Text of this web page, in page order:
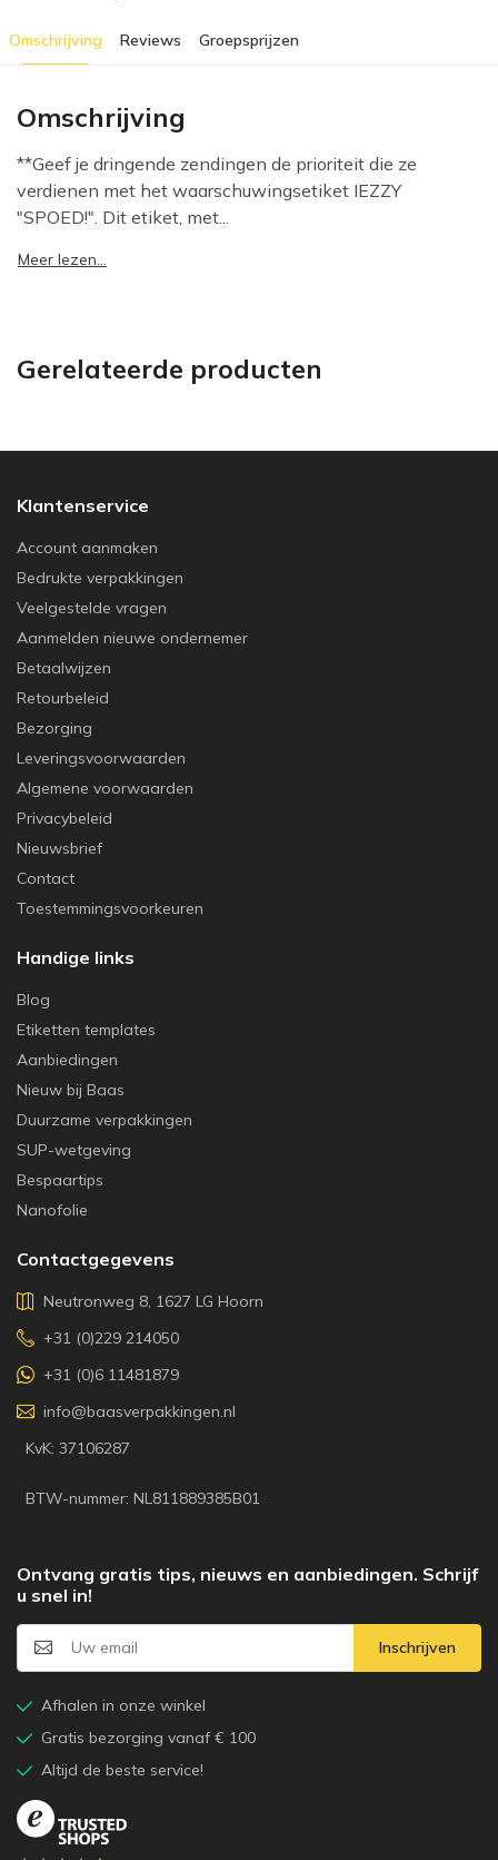
Omschrijving Reviews Groepsprijzen
Omschrijving
**Geef je dringende zendingen de prioriteit die ze
verdienen met het waarschuwingsetiket IEZZY
"SPOED!". Dit etiket, met...
Meer lezen...
Gerelateerde producten
Klantenservice
Account aanmaken
Bedrukte verpakkingen
Veelgestelde vragen
Aanmelden nieuwe ondernemer
Betaalwijzen
Retourbeleid
Bezorging
Leveringsvoorwaarden
Algemene voorwaarden
Privacybeleid
Nieuwsbrief
Contact
Toestemmingsvoorkeuren
Handige links
Blog
Etiketten templates
Aanbiedingen
Nieuw bij Baas
Duurzame verpakkingen
SUP-wetgeving
Bespaartips
Nanofolie
Contactgegevens
Neutronweg 8, 1627 LG Hoorn
+31 (0)229 214050
+31 (0)6 11481879
info@baasverpakkingen.nl
KvK: 37106287
BTW-nummer: NL811889385B01
Ontvang gratis tips, nieuws en aanbiedingen. Schrijf
u snel in!
Inschrijven
Afhalen in onze winkel
Gratis bezorging vanaf € 100
Altijd de beste service!